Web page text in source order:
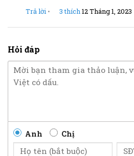
Trả lời • 3thích12 Tháng 1, 2023
Hỏi đáp
Anh Chị